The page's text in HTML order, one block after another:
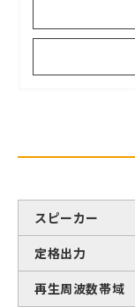
スピーカー
定格出力
再生周波数帯域